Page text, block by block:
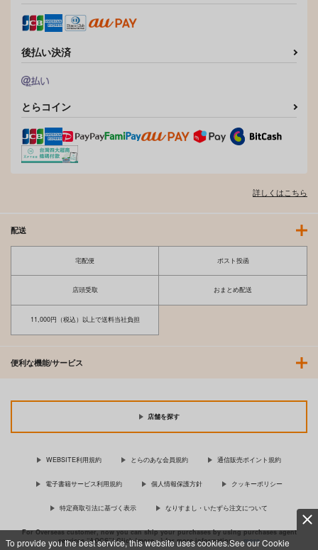
To provide you the best service, this website uses cookies.See our Cookie
後払い決済
とらコイン
詳しくはこちら
配送
宅配便 ポスト投函
店頭受取 おまとめ配送
11,000円（税込）以上で送料当社負担
便利な機能/サービス
店舗を探す
WEBSITE利用規約 とらのあな会員規約 通信販売ポイント規約
電子書籍サービス利用規約 個人情報保護方針 クッキーポリシー
特定商取引法に基づく表示 なりすまし・いたずら注文について
For Overseas customer, now you can ship your purchases by using purchases agent
services “AOCS”! Click {more…} for more information …more